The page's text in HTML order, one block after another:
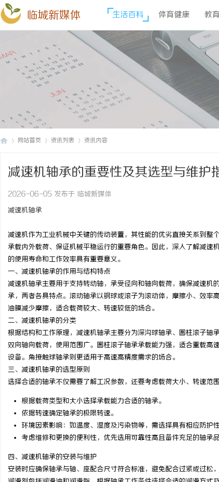
临城新媒体 生活百科 体育健康 教
网站首页 资讯列表 资讯内容
减速机轴承的重要性及其选型与维护
2026-06-05 发布于 临城新媒体
减速机轴承
减速机作为工业机械中关键的传动装置，其性能的优劣直接关系到
承载内外载荷、保证机械平稳运行的重要角色。因此，深入了解减
的使用寿命和工作效率具有重要意义。
一、减速机轴承的作用与结构特点
减速机轴承主要用于支持转动轴，承受径向和轴向载荷，确保减速
承，两者各具特点。滚动轴承以钢球或滚子为滚动体，摩擦小、效
油膜减少摩擦，适合载荷较大、转速较低的场合。
二、减速机轴承的分类
根据结构和工作原理，减速机轴承主要分为深沟球轴承、圆柱滚子
双向轴向载荷，使用范围广。圆柱滚子轴承承载能力强，适合重载
设备。角接触球轴承则更适用于高速高精度需求的场合。
三、减速机轴承的选型原则
选择合适的轴承不仅需要了解工况参数，还要考虑载荷大小、转速范
根据载荷类型和大小选择承载能力合适的轴承。
依据转速确定轴承的极限转速。
环境因素影响：如温度、湿度及污染物等，需选择具有相应防护
考虑维修和更换的便利性，优先选用可靠性高且备件充足的轴承
四、减速机轴承的安装与维护
安装时应确保轴承与轴、座配合尺寸符合标准，避免配合过紧或过
全解析